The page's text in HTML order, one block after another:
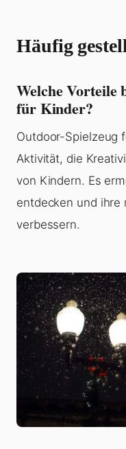
Häufig
Welche Vorteile
für Kinder?
Outdoor-Spielzeug
Aktivität, die
von Kindern. Es
entdecken und ihre
verbessern.